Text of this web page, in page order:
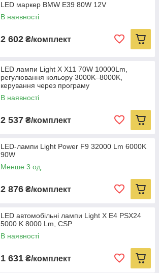
LED маркер BMW Е39 80W 12V
В наявності
2 602 ₴/комплект
LED лампи Light X X11 70W 10000Lm,
регулювання кольору 3000K–8000K,
керування через програму
В наявності
2 537 ₴/комплект
LED-лампи Light Power F9 32000 Lm 6000K
90W
Менше 3 од.
2 876 ₴/комплект
LED автомобільні лампи Light X E4 PSX24
5000 K 8000 Lm, CSP
В наявності
1 631 ₴/комплект